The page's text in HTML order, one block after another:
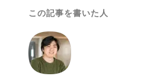
この記事を書いた人